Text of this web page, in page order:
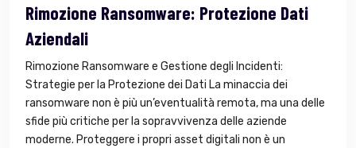
Rimozione Ransomware: Protezione Dati
Aziendali
Rimozione Ransomware e Gestione degli Incidenti:
Strategie per la Protezione dei Dati La minaccia dei
ransomware non è più un’eventualità remota, ma una delle
sfide più critiche per la sopravvivenza delle aziende
moderne. Proteggere i propri asset digitali non è un